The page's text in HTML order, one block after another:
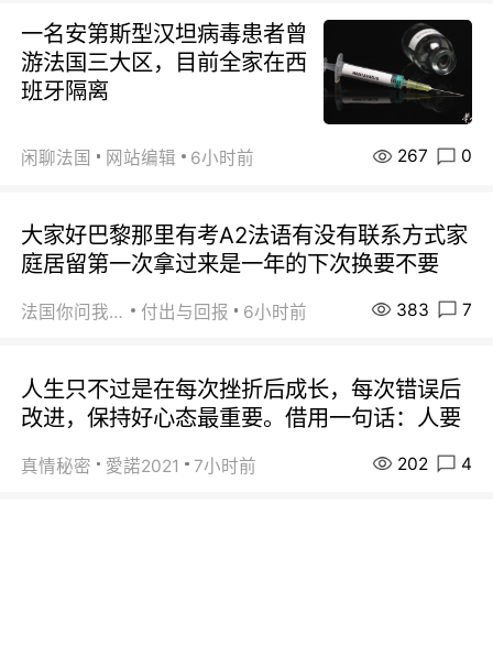
一名安第斯型汉坦病毒患者曾
游法国三大区，目前全家在西
班牙隔离
闲聊法国 网站编辑 6小时前 267 0
大家好巴黎那里有考A2法语有没有联系方式家
庭居留第一次拿过来是一年的下次换要不要
法国你问我答 付出与回报 6小时前 383 7
人生只不过是在每次挫折后成长，每次错误后
改进，保持好心态最重要。借用一句话：人要
真情秘密 愛諾2021 7小时前 202 4